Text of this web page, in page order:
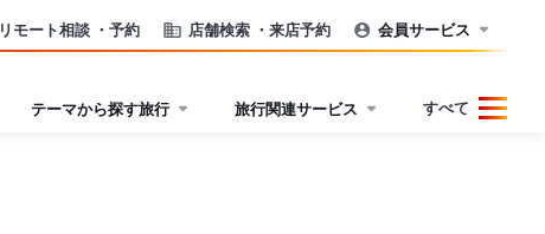
リモート相談 ・予約 店舗検索 ・来店予約 会員サービス
テーマから探す旅行 旅行関連サービス すべて